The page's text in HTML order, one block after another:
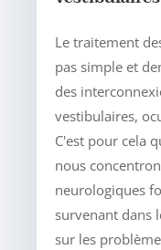
Le traitement
pas simple et
des
vestibulaires,
C'est pour cela
nous
neurologiques
survenant dans
sur les